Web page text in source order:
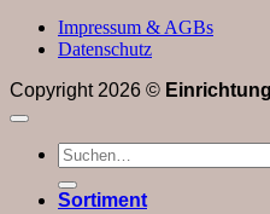
Impressum & AGBs
Datenschutz
Copyright 2026 ©
Suchen
nach:
Sortiment